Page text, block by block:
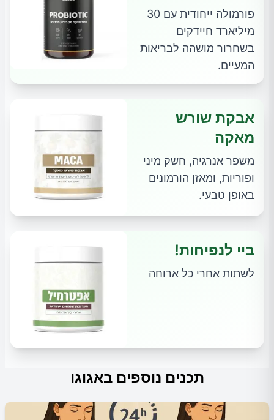
פורמולה ייחודית עם 30
מיליארד חיידקים
בשחרור מושהה לבריאות
המעיים.
אבקת שורש
מאקה
משפר אנרגיה, חשק מיני
ופוריות, ומאזן הורמונים
באופן טבעי.
ביי לנפיחות!
לשתות אחרי כל ארוחה
תכנים נוספים באגוגו